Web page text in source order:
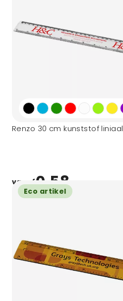
Renzo 30 cm kunststof liniaal
vanaf0,58
Eco artikel